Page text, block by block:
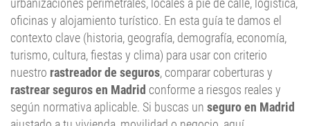
urbanizaciones perimetrales, locales a pie de calle, logística,
oficinas y alojamiento turístico. En esta guía te damos el
contexto clave (historia, geografía, demografía, economía,
turismo, cultura, fiestas y clima) para usar con criterio
nuestro rastreador de seguros, comparar coberturas y
rastrear seguros en Madrid conforme a riesgos reales y
según normativa aplicable. Si buscas un seguro en Madrid